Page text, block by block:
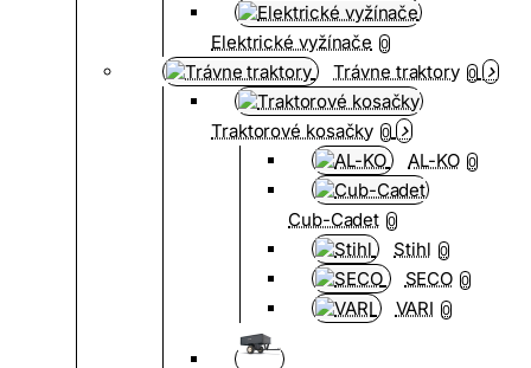
Elektrické vyžínače 0
Trávne traktory 0
Traktorové kosačky 0
AL-KO 0
Cub-Cadet 0
Stihl 0
SECO 0
VARI 0